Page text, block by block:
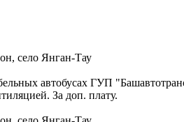
село Янган-Тау
автобусах ГУП
За доп. плату.